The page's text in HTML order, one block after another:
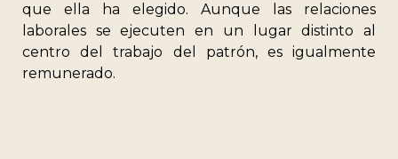
que ella ha elegido. Aunque las relaciones
laborales se ejecuten en un lugar distinto al
centro del trabajo del patrón, es igualmente
remunerado.